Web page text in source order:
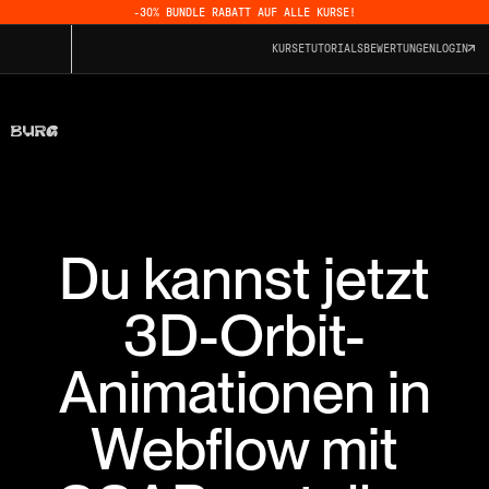
-30% BUNDLE RABATT AUF ALLE KURSE!
KURSETUTORIALSBEWERTUNGEN LOGIN
Du kannst jetzt
3D-Orbit-
Animationen in
Webflow mit